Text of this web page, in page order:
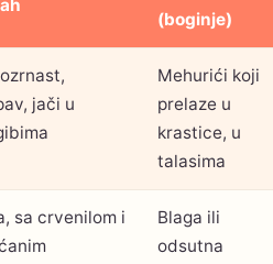
(boginje)
jači u
Mehurići koji
prelaze u
krastice, u
talasima
sa crvenilom i
Blaga ili
odsutna